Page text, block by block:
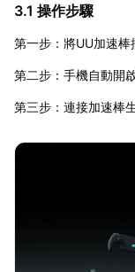
3.1 操作步驟
第一步：將UU加速棒
第二步：手機自動開
第三步：連接加速棒